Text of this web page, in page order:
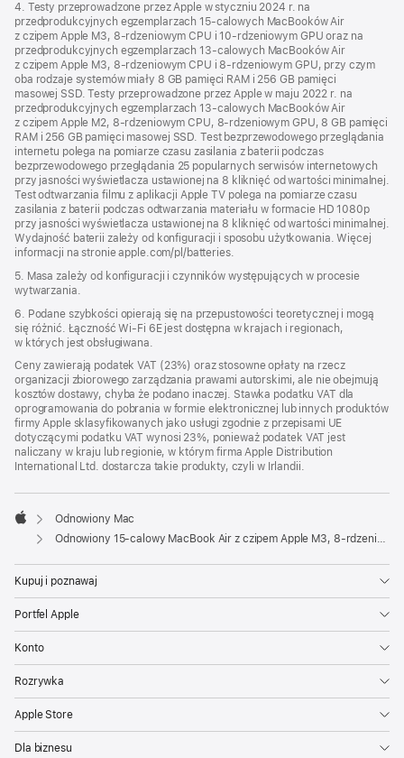
4. Testy przeprowadzone przez Apple w styczniu 2024 r. na
przedprodukcyjnych egzemplarzach 15‑calowych MacBooków Air
z czipem Apple M3, 8‑rdzeniowym CPU i 10‑rdzeniowym GPU oraz na
przedprodukcyjnych egzemplarzach 13‑calowych MacBooków Air
z czipem Apple M3, 8‑rdzeniowym CPU i 8‑rdzeniowym GPU, przy czym
oba rodzaje systemów miały 8 GB pamięci RAM i 256 GB pamięci
masowej SSD. Testy przeprowadzone przez Apple w maju 2022 r. na
przedprodukcyjnych egzemplarzach 13‑calowych MacBooków Air
z czipem Apple M2, 8‑rdzeniowym CPU, 8‑rdzeniowym GPU, 8 GB pamięci
RAM i 256 GB pamięci masowej SSD. Test bezprzewodowego przeglądania
internetu polega na pomiarze czasu zasilania z baterii podczas
bezprzewodowego przeglądania 25 popularnych serwisów internetowych
przy jasności wyświetlacza ustawionej na 8 kliknięć od wartości minimalnej.
Test odtwarzania filmu z aplikacji Apple TV polega na pomiarze czasu
zasilania z baterii podczas odtwarzania materiału w formacie HD 1080p
przy jasności wyświetlacza ustawionej na 8 kliknięć od wartości minimalnej.
Wydajność baterii zależy od konfiguracji i sposobu użytkowania. Więcej
informacji na stronie apple.com/pl/batteries.
5. Masa zależy od konfiguracji i czynników występujących w procesie
wytwarzania.
6. Podane szybkości opierają się na przepustowości teoretycznej i mogą
się różnić. Łączność Wi‑Fi 6E jest dostępna w krajach i regionach,
w których jest obsługiwana.
Ceny zawierają podatek VAT (23%) oraz stosowne opłaty na rzecz
organizacji zbiorowego zarządzania prawami autorskimi, ale nie obejmują
kosztów dostawy, chyba że podano inaczej. Stawka podatku VAT dla
oprogramowania do pobrania w formie elektronicznej lub innych produktów
firmy Apple sklasyfikowanych jako usługi zgodnie z przepisami UE
dotyczącymi podatku VAT wynosi 23%, ponieważ podatek VAT jest
naliczany w kraju lub regionie, w którym firma Apple Distribution
International Ltd. dostarcza takie produkty, czyli w Irlandii.
Apple
Odnowiony Mac
Odnowiony 15-calowy MacBook Air z czipem Apple M3, 8‑rdzeniowym CPU i 10‑rdzeniowym GPU – księżycowa poświata
Kupuj i poznawaj
Portfel Apple
Konto
Rozrywka
Apple Store
Dla biznesu